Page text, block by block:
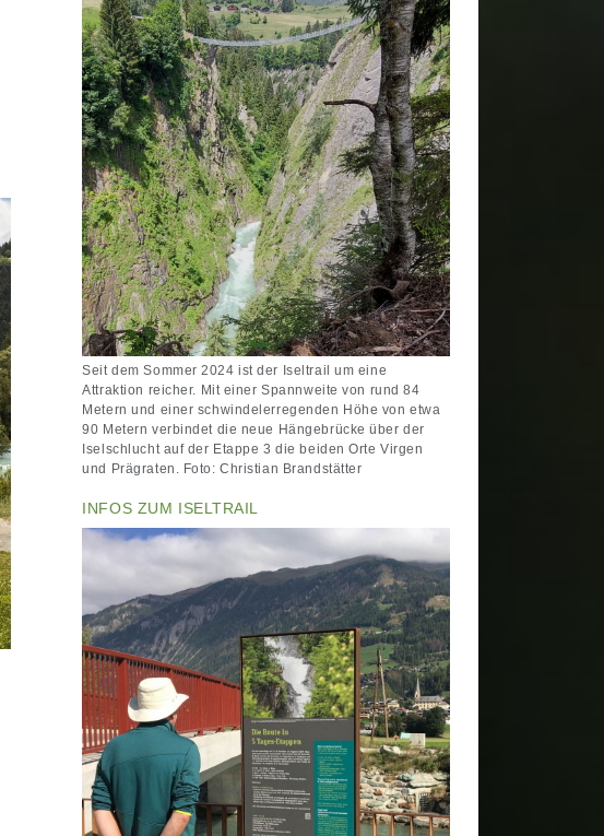
Seit dem Sommer 2024 ist der Iseltrail um eine
Attraktion reicher. Mit einer Spannweite von rund 84
Metern und einer schwindelerregenden Höhe von etwa
90 Metern verbindet die neue Hängebrücke über der
Iselschlucht auf der Etappe 3 die beiden Orte Virgen
und Prägraten. Foto: Christian Brandstätter
INFOS ZUM ISELTRAIL